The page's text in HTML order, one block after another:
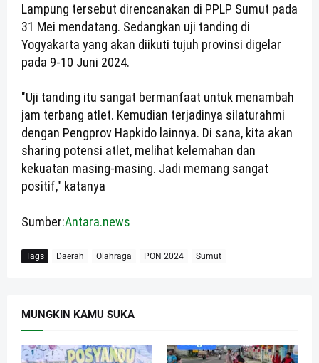
Lampung tersebut direncanakan di PPLP Sumut pada
31 Mei mendatang. Sedangkan uji tanding di
Yogyakarta yang akan diikuti tujuh provinsi digelar
pada 9-10 Juni 2024.
"Uji tanding itu sangat bermanfaat untuk menambah
jam terbang atlet. Kemudian terjadinya silaturahmi
dengan Pengprov Hapkido lainnya. Di sana, kita akan
sharing potensi atlet, melihat kelemahan dan
kekuatan masing-masing. Jadi memang sangat
positif," katanya
Sumber:Antara.news
Tags Daerah Olahraga PON 2024 Sumut
MUNGKIN KAMU SUKA